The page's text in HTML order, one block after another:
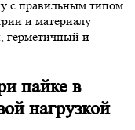
с правильным типом
и материалу
герметичный и
пайке в
нагрузкой